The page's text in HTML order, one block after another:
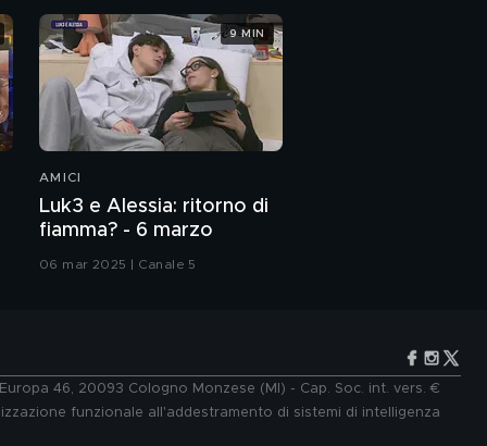
AMICI
Luk3 e Alessia: ritorno di
fiamma? - 6 marzo
06 mar 2025 | Canale 5
9 MIN
46, 20093 Cologno Monzese (MI) - Cap. Soc. int. vers. €
funzionale all'addestramento di sistemi di intelligenza